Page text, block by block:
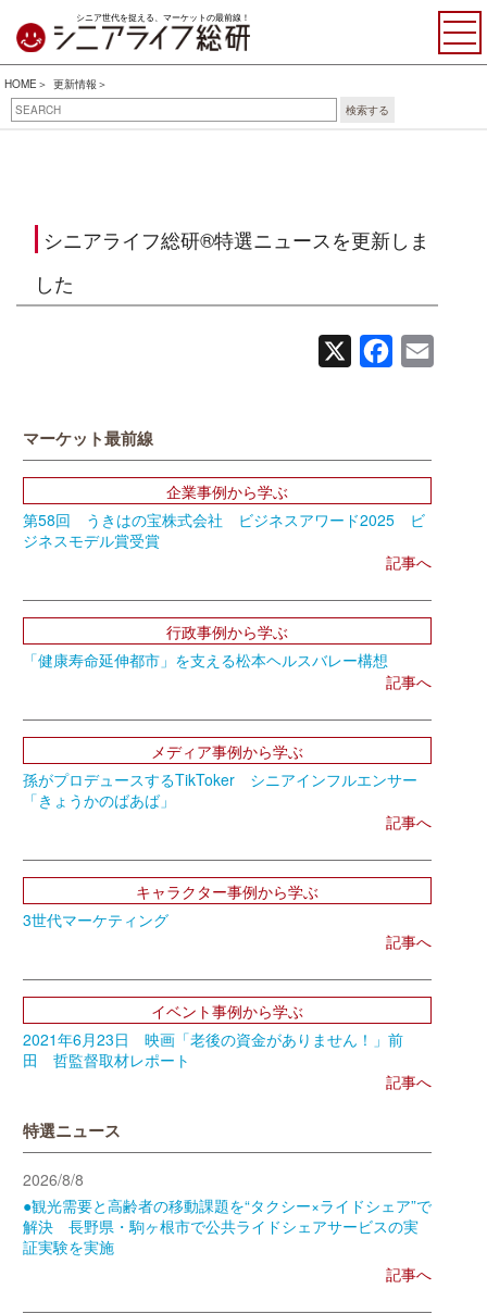
シニア世代を捉える、マーケットの最前線！
HOME
更新情報
検索する
シニアライフ総研®特選ニュースを更新しま
した
Facebook
マーケット最前線
企業事例から学ぶ
第58回 うきはの宝株式会社 ビジネスアワード2025 ビ
ジネスモデル賞受賞
記事へ
行政事例から学ぶ
「健康寿命延伸都市」を支える松本ヘルスバレー構想
記事へ
メディア事例から学ぶ
孫がプロデュースするTikToker シニアインフルエンサー
「きょうかのばあば」
記事へ
キャラクター事例から学ぶ
3世代マーケティング
記事へ
イベント事例から学ぶ
2021年6月23日 映画「老後の資金がありません！」前
田 哲監督取材レポート
記事へ
特選ニュース
2026/8/8
●観光需要と高齢者の移動課題を“タクシー×ライドシェア”で
解決 長野県・駒ヶ根市で公共ライドシェアサービスの実
証実験を実施
記事へ